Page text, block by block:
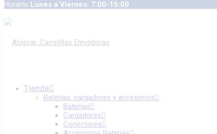
Horario Lunes a Viernes: 7:00-15:00
Tienda
Baterías, cargadores y accesorios
Baterías
Cargadores
Conectores